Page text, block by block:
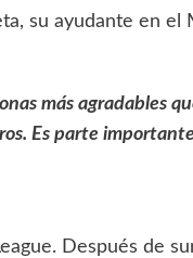
su ayudante en el
más agradables
Es parte
Después de